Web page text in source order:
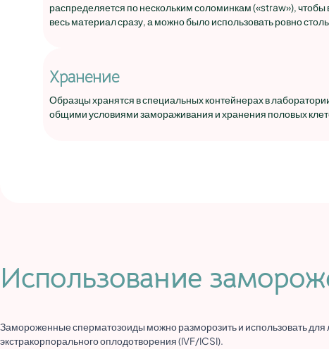
распределяется по нескольким соломинкам («straw»),
весь материал сразу, а можно было использовать ровно
Хранение
Образцы хранятся в специальных контейнерах в
общими условиями замораживания и хранения половых
Использование
Замороженные сперматозоиды можно разморозить и использовать
экстракорпорального оплодотворения (IVF/ICSI).